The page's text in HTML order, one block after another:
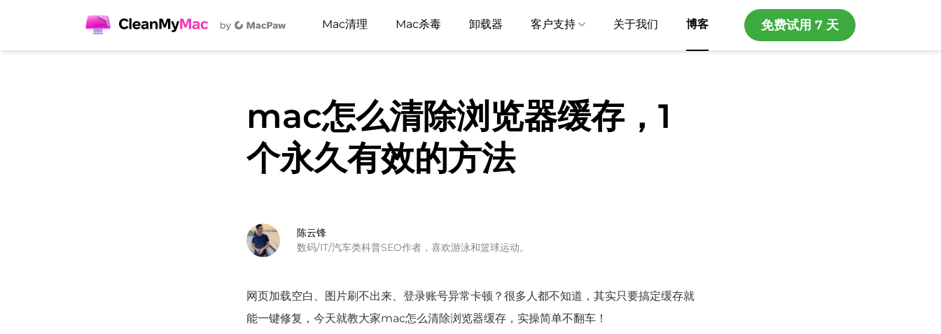
Mac清理 Mac杀毒 卸载器 客户支持 关于我们 博客 免费试用 7 天
mac怎么清除浏览器缓存，1
个永久有效的方法
陈云锋
数码/IT/汽车类科普SEO作者，喜欢游泳和篮球运动。
网页加载空白、图片刷不出来、登录账号异常卡顿？很多人都不知道，其实只要搞定缓存就
能一键修复，今天就教大家mac怎么清除浏览器缓存，实操简单不翻车！